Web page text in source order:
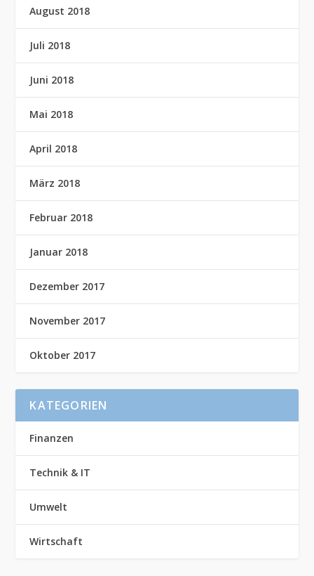
August 2018
Juli 2018
Juni 2018
Mai 2018
April 2018
März 2018
Februar 2018
Januar 2018
Dezember 2017
November 2017
Oktober 2017
KATEGORIEN
Finanzen
Technik & IT
Umwelt
Wirtschaft